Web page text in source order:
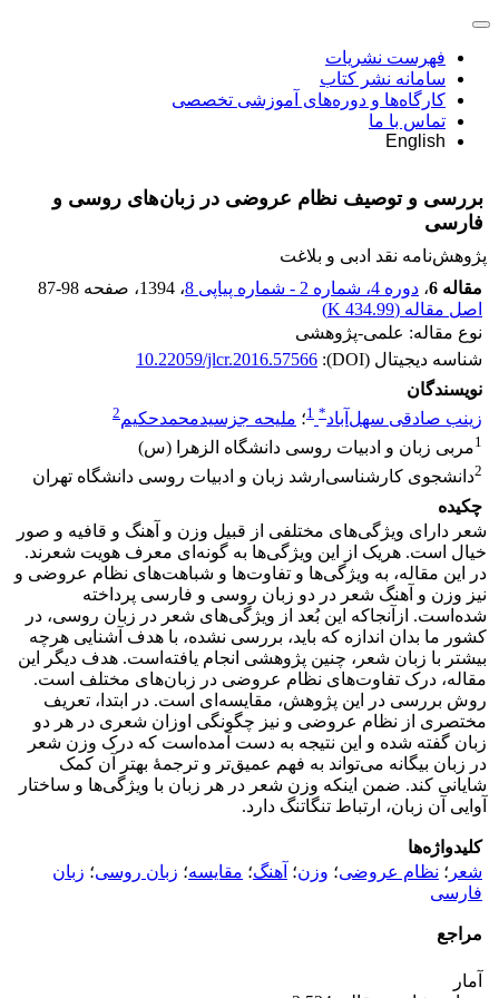
فهرست نشریات
سامانه نشر کتاب
کارگاه‌ها و دوره‌های آموزشی تخصصی
تماس با ما
English
بررسی و توصیف نظام عروضی در زبان‌های روسی و
فارسی
پژوهش‌نامه نقد ادبی و بلاغت
مقاله 6
، دوره 4، شماره 2 - شماره پیاپی 8 ، 1394 ، صفحه 87-98
اصل مقاله (434.99 K
)
نوع مقاله: علمی-پژوهشی
شناسه دیجیتال (DOI):
10.22059/jlcr.2016.57566
نویسندگان
زینب صادقی سهل‌آباد*
1؛ ملیحه‌‌ جز‌‌سید‌‌محمد‌‌حکیم 2
1مربی زبان و ادبیات روسی دانشگاه الزهرا (س)
2دانشجوی کارشناسی‌ارشد زبان و ادبیات روسی دانشگاه تهران
چکیده
شعر دارای ویژگی‌های مختلفی از قبیل وزن و آهنگ و قافیه و صور
خیال است. هریک از این ویژگی‌ها به گونه‌‌ای معرف هویت شعرند.
در این مقاله، به ویژگی‌ها و تفاوت‌ها و شباهت‌های نظام عروضی و
نیز وزن و آهنگ شعر در دو زبان روسی و فارسی پرداخته
شده‌است. ازآنجاکه این بُعد از ویژگی‌های شعر در زبان روسی، در
کشور ما بدان اندازه که باید، بررسی نشده، با هدف آشنایی هرچه
بیشتر با زبان شعر، چنین پژوهشی انجام یافته‌است. هدف دیگر این
مقاله، درک تفاوت‌های نظام عروضی در زبان‌‌های مختلف است.
روش بررسی در این پژوهش، مقایسه‌‌ای است. در ابتدا، تعریف
مختصری از نظام عروضی و نیز چگونگی اوزان شعری در هر دو
زبان گفته شده و این نتیجه به دست آمده‌است که درک وزن شعر
در زبان بیگانه می‌‌تواند به فهم عمیق‌‌تر و ترجمۀ بهتر آن کمک
شایانی کند. ضمن اینکه وزن شعر در هر زبان با ویژگی‌ها و ساختار
آوایی آن زبان، ارتباط تنگاتنگ دارد.
کلیدواژه‌ها
شعر ؛ نظام عروضی؛ وزن؛ آهنگ؛ مقایسه؛ زبان روسی؛ زبان
فارسی
مراجع
آمار